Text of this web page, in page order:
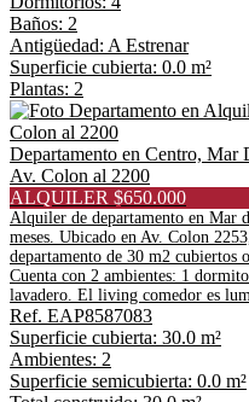
Baños: 2
Antigüedad: A Estrenar
Superficie cubierta: 0.0 m²
Plantas: 2
Departamento en Centro, Mar
Av. Colon al 2200
ALQUILER $650.000
Alquiler de departamento en Mar
meses. Ubicado en Av. Colon
departamento de 30 m2 cubiertos
Cuenta con 2 ambientes: 1
lavadero. El living comedor es
Ref. EAP8587083
Superficie cubierta: 30.0 m²
Ambientes: 2
Superficie semicubierta: 0.0 m²